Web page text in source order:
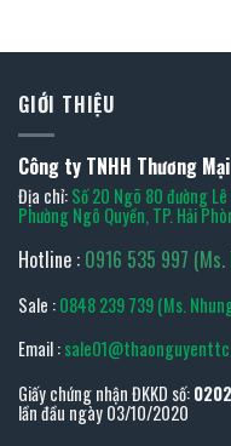
GIỚI THIỆU
Công ty TNHH Thương
Địa chỉ:Số 20 Ngõ 80 đường Lê
Phường Ngô Quyền, TP. Hải
Hotline : 0916 535 997 (Ms.
Sale :0848 239 739 (Ms.
Email :
Giấy chứng nhận ĐKKD số:
lần đầu ngày 03/10/2020